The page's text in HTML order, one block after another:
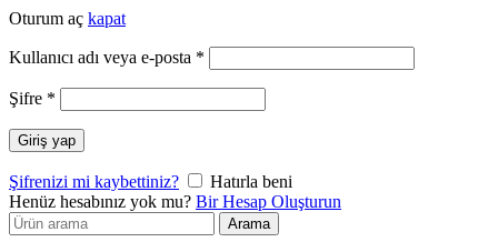
Oturum aç kapat
Kullanıcı adı veya e-posta *
Şifre *
Giriş yap
Şifrenizi mi kaybettiniz?
Hatırla beni
Henüz hesabınız yok mu? Bir Hesap Oluşturun
Arayın:
Arama